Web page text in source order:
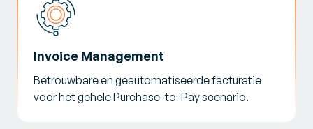
Invoice Management
Betrouwbare en geautomatiseerde facturatie
voor het gehele Purchase-to-Pay scenario.